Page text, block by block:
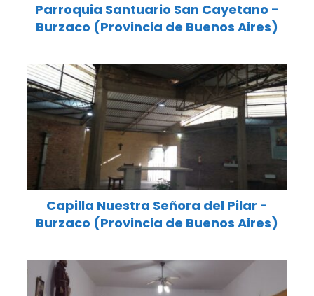
Parroquia Santuario San Cayetano -
Burzaco (Provincia de Buenos Aires)
Capilla Nuestra Señora del Pilar -
Burzaco (Provincia de Buenos Aires)